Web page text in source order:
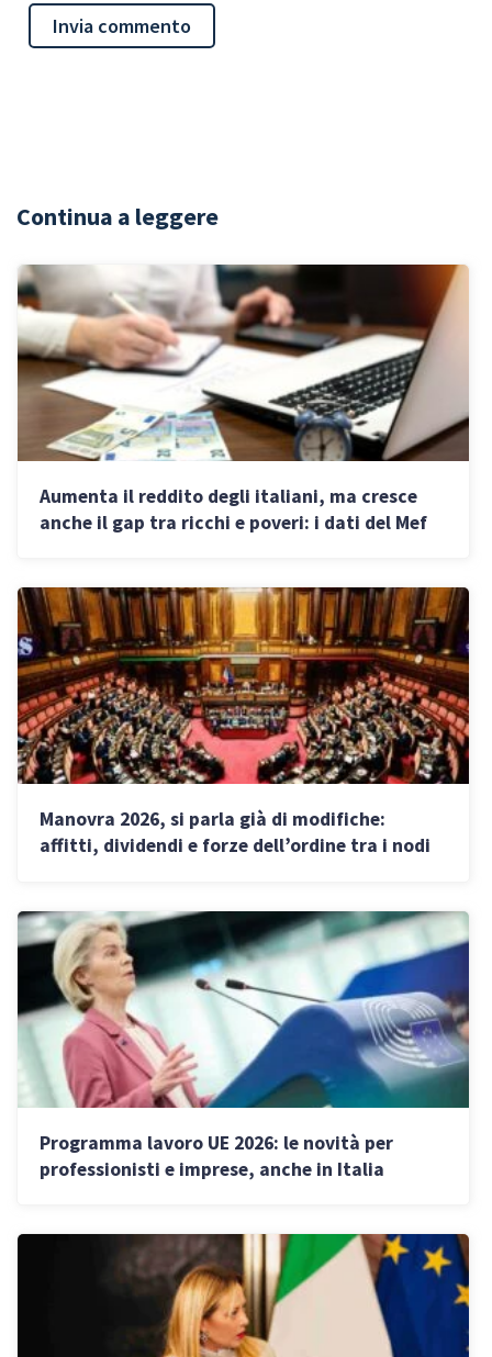
Continua a leggere
Aumenta il reddito degli italiani, ma cresce
anche il gap tra ricchi e poveri: i dati del Mef
Manovra 2026, si parla già di modifiche:
affitti, dividendi e forze dell’ordine tra i nodi
Programma lavoro UE 2026: le novità per
professionisti e imprese, anche in Italia